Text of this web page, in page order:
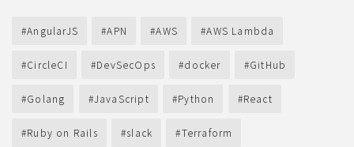
AngularJS APN AWS AWS Lambda
CircleCI DevSecOps docker GitHub
Golang JavaScript Python React
Ruby on Rails slack Terraform